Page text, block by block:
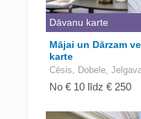
Dāvanu karte
Mājai un Dārzam
karte
Cēsis, Dobele,
No € 10 līdz € 250